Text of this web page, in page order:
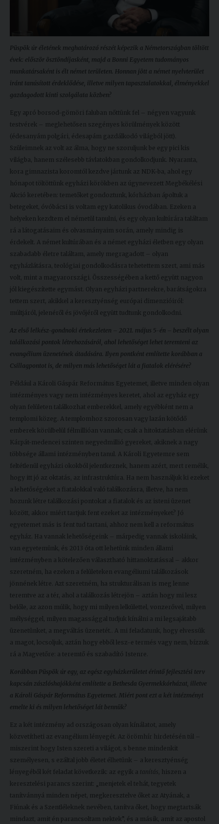
Püspök úr életének meghatározó részét képezik a Németországban töltött
évek: először ösztöndíjasként, majd a Bonni Egyetem tudományos
munkatársaként is élt német területen. Honnan jött a német nyelvterület
iránt tanúsított érdeklődése, illetve milyen tapasztalatokkal, élményekkel
gazdagodott kinti szolgálata közben?
Egy apró borsod-gömöri faluban nőttünk fel – négyen vagyunk
testvérek – meglehetősen szegényes körülmények között
(édesanyám polgári, édesapám gazdálkodó világból jött).
Szüleimnek az volt az álma, hogy ne szoruljunk be egy pici kis
világba, hanem szélesebb távlatokban gondolkodjunk. Nyaranta,
kora gimnazista koromtól kezdve jártunk az NDK-ba, ahol egy
hónapot töltöttünk egyházi körökben az úgynevezett Megbékélési
Akció keretében: temetőket gondoztunk, kórházban ápoltuk a
betegeket, óvóbácsi is voltam egy katolikus óvodában. Ezeken a
helyeken kezdtem el németül tanulni, és egy olyan kultúrára találtam
rá a látogatásaim és olvasmányaim során, amely mindig is
érdekelt. A német kultúrában és a német egyházi életben egy olyan
szabadabb életre találtam, amely megragadott – olyan
egyházlátásra, teológiai gondolkodásra tehetettem szert, ami más
volt, mint a magyarországi. Összességében a kettő együtt nagyon
jól kiegészítette egymást. Olyan egyházi partnerekre, barátságokra
tettem szert, akikkel a keresztyénség európai dimenzióiról:
múltjáról, jelenéről és jövőjéről együtt tudtunk gondolkodni.
Az első lelkész-gondnoki értekezleten – 2021. május 5-én – beszélt olyan
találkozási pontok létrehozásáról, ahol lehetőséget lehet teremteni az
evangélium üzenetének átadására. Ilyen pontként említette korábban a
Csillagpontot is, de milyen más lehetőséget lát a fiatalok elérésére?
Például a Károli Gáspár Református Egyetemet, illetve minden olyan
intézményes vagy nem intézményes keretet, ahol az egyház egy
olyan felületen találkozhat emberekkel, amely egyébként nem a
templomi közeg. A templomhoz szorosan vagy lazán kötődő
emberek körülbelül félmillióan vannak; csak a hitoktatásban elérünk
Kárpát-medencei szinten negyedmillió gyereket, akiknek a nagy
többsége állami intézményben tanul. A Károli Egyetemre sem
feltétlenül egyházi okokból jelentkeznek, hanem azért, mert remélik,
hogy itt jó az oktatás, az infrastruktúra. Ha nem használjuk ki ezeket
a lehetőségeket a fiatalokkal való találkozásra, illetve, ha nem
hozunk létre találkozási pontokat a fiatalok és az isteni üzenet
között, akkor miért tartjuk fent ezeket az intézményeket? Jó
egyetemet más is fent tud tartani, ahhoz nem kell a református
egyház. Ha vannak lehetőségeink – márpedig vannak iskoláink,
van egyetemünk, és 2013 óta ott lehetünk minden állami
intézményben a kötelezően választható hittanoktatással – akkor
szeretném, ha ezeken a felületeken evangéliumi találkozások
jönnének létre. Azt szeretném, ha strukturálisan is meg lenne
teremtve az a tér, ahol a találkozás létrejön – aztán hogy mi lesz
belőle, az azon múlik, hogy mi milyen lelkülettel, vonzerővel, milyen
mélységgel, milyen magassággal tudjuk kínálni a mi legsajátabb
üzenetünket, a megváltás üzenetét.. A mi feladatunk, hogy elvessük
a magot, locsoljuk, aztán hogy ebből lesz-e termés vagy nem, bízzuk
rá a Magvetőre: a teremtő és szabadító Istenre.
Korábban Püspök úr egy, az egész egyházkerületet érintő fejlesztési terv
kapcsán zászlóshajókként említette a Bethesda Gyermekkórházat, illetve
a Károli Gáspár Református Egyetemet. Miért pont ezt a két intézményt
emelte ki és milyen lehetőséget lát bennük?
Ez a két intézmény ad országosan olyan kínálatot, amely
közvetítheti az evangélium lényegét. Az örömhír hirdetésén túl –
miszerint hogy Isten szereti a világot, s benne mindenkit
személyesen, s ezáltal jobb életet élhetünk – a keresztyénség
lényegéből két feladat következik: az egyik a tanítás, hiszen a
keresztelési parancs szerint: „menjetek el tehát, tegyetek
tanítvánnyá minden népet, megkeresztelve őket az Atyának, a
Fiúnak és a Szentléleknek nevében, tanítva őket, hogy megtartsák
mindazt, amit én parancsoltam nektek”, és a másik, amit az apostol